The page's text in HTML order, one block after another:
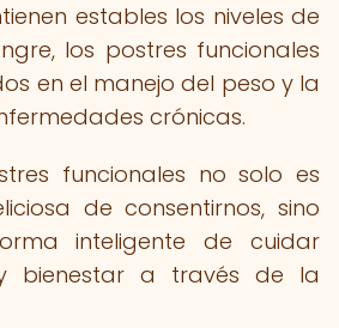
estables los niveles de
los postres funcionales
en el manejo del peso y la
crónicas.
funcionales no solo es
de consentirnos, sino
inteligente de cuidar
bienestar a través de la